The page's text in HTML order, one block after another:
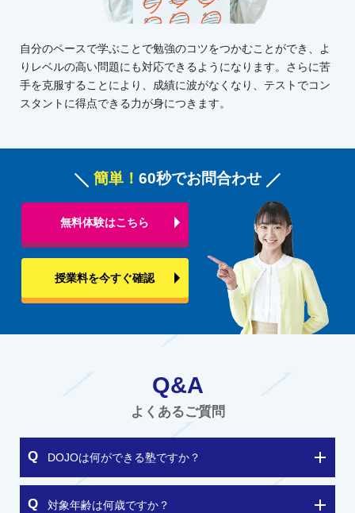
自分のペースで学ぶことで勉強のコツをつかむことができ、よ
りレベルの高い問題にも対応できるようになります。さらに苦
手を克服することにより、成績に波がなくなり、テストでコン
スタントに得点できる力が身につきます。
簡単！ 60秒でお問合わせ
無料体験はこちら
授業料を今すぐ確認
Q&A
よくあるご質問
DOJOは何ができる塾ですか？
対象年齢は何歳ですか？